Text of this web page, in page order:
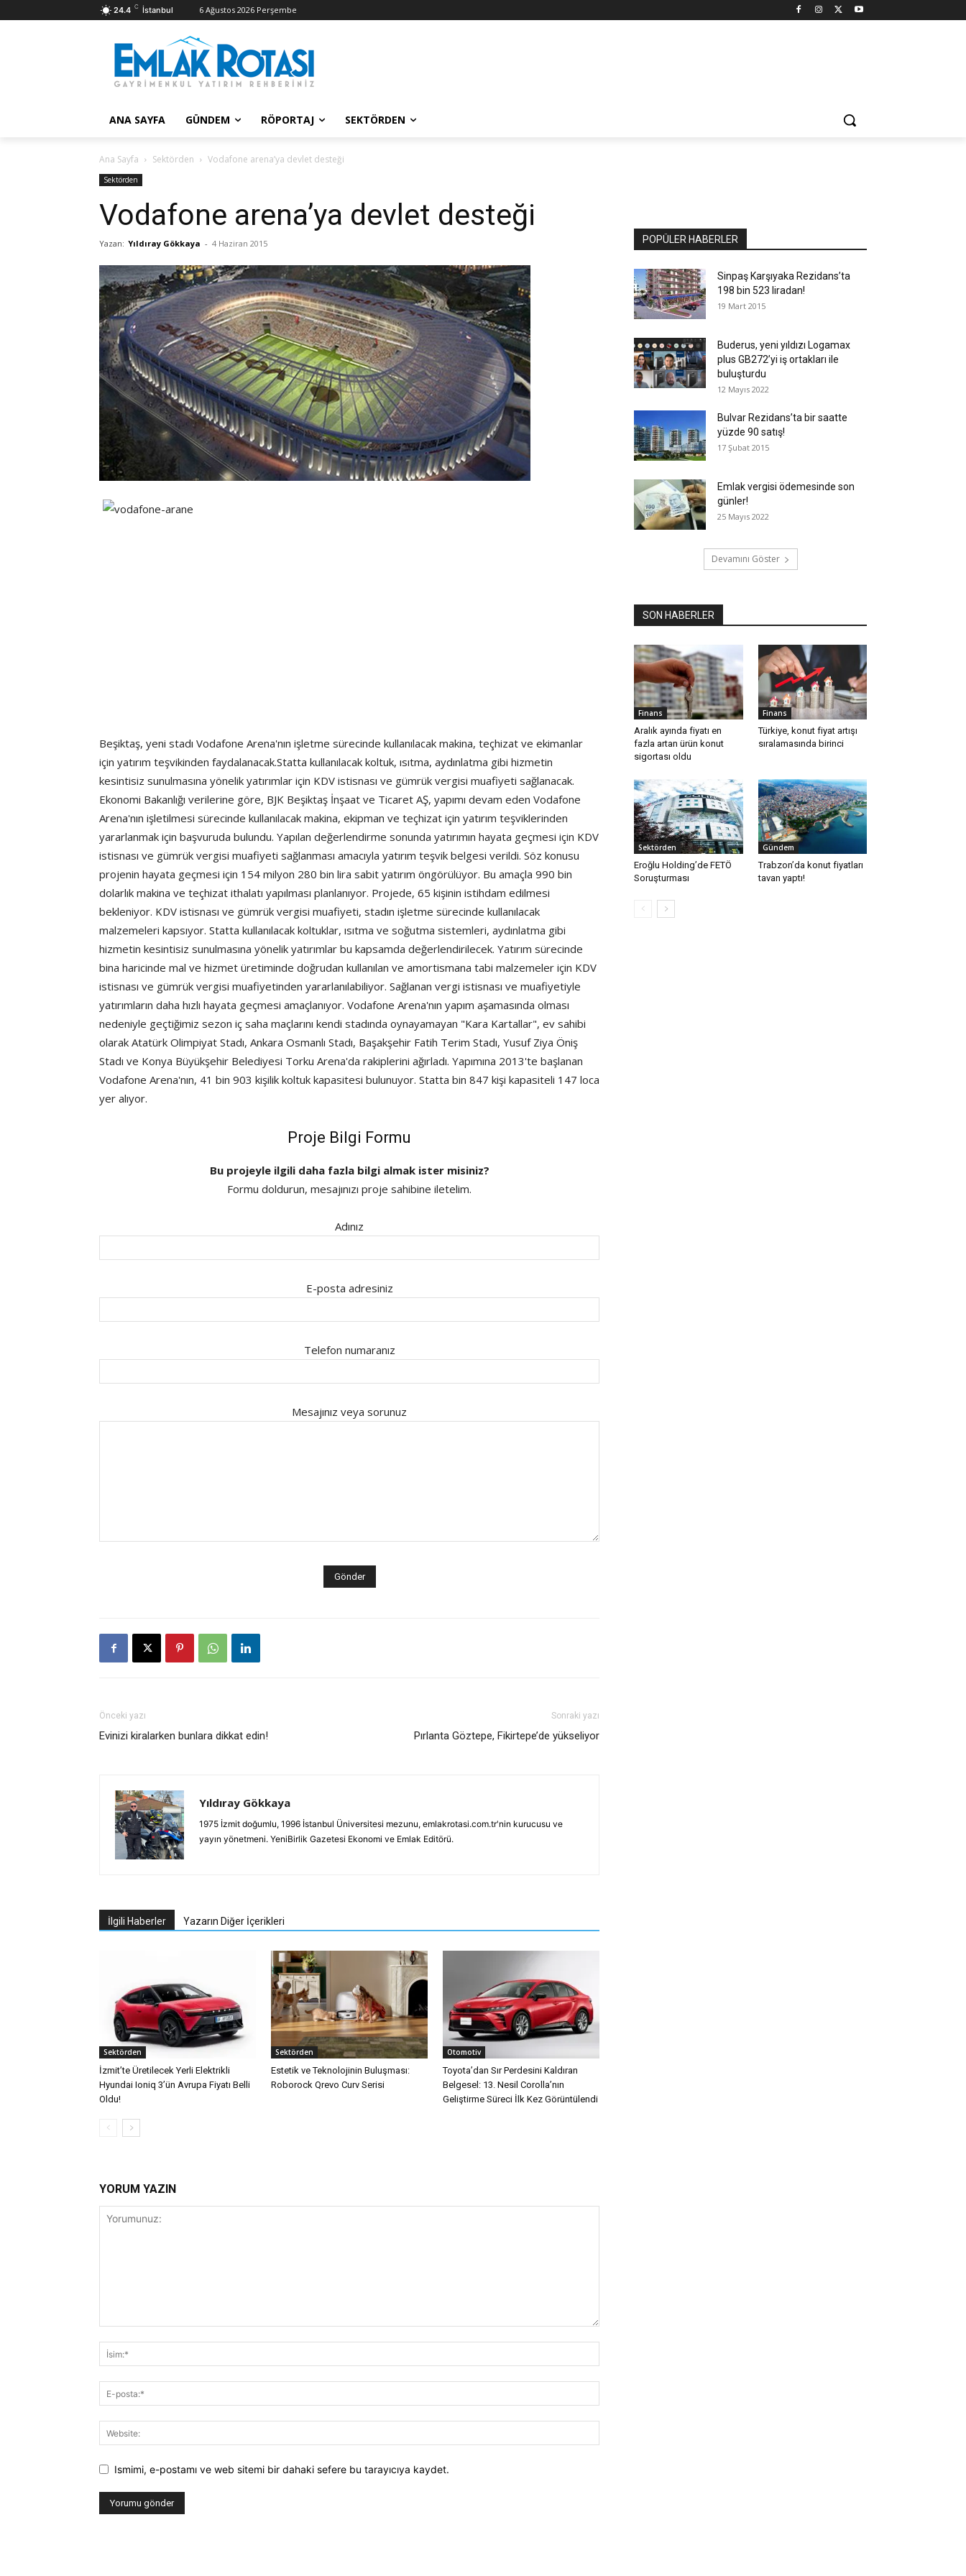
24.4 C İstanbul 6 Ağustos 2026 Perşembe
ANA SAYFA GÜNDEM RÖPORTAJ SEKTÖRDEN
Ana Sayfa Sektörden Vodafone arena’ya devlet desteği
Sektörden
Vodafone arena’ya devlet desteği
Yazan: Yıldıray Gökkaya - 4 Haziran 2015
Beşiktaş, yeni stadı Vodafone Arena'nın işletme sürecinde kullanılacak makina, teçhizat ve ekimanlar
için yatırım teşvikinden faydalanacak.Statta kullanılacak koltuk, ısıtma, aydınlatma gibi hizmetin
kesintisiz sunulmasına yönelik yatırımlar için KDV istisnası ve gümrük vergisi muafiyeti sağlanacak.
Ekonomi Bakanlığı verilerine göre, BJK Beşiktaş İnşaat ve Ticaret AŞ, yapımı devam eden Vodafone
Arena'nın işletilmesi sürecinde kullanılacak makina, ekipman ve teçhizat için yatırım teşviklerinden
yararlanmak için başvuruda bulundu. Yapılan değerlendirme sonunda yatırımın hayata geçmesi için KDV
istisnası ve gümrük vergisi muafiyeti sağlanması amacıyla yatırım teşvik belgesi verildi. Söz konusu
projenin hayata geçmesi için 154 milyon 280 bin lira sabit yatırım öngörülüyor. Bu amaçla 990 bin
dolarlık makina ve teçhizat ithalatı yapılması planlanıyor. Projede, 65 kişinin istihdam edilmesi
bekleniyor. KDV istisnası ve gümrük vergisi muafiyeti, stadın işletme sürecinde kullanılacak
malzemeleri kapsıyor. Statta kullanılacak koltuklar, ısıtma ve soğutma sistemleri, aydınlatma gibi
hizmetin kesintisiz sunulmasına yönelik yatırımlar bu kapsamda değerlendirilecek. Yatırım sürecinde
bina haricinde mal ve hizmet üretiminde doğrudan kullanılan ve amortismana tabi malzemeler için KDV
istisnası ve gümrük vergisi muafiyetinden yararlanılabiliyor. Sağlanan vergi istisnası ve muafiyetiyle
yatırımların daha hızlı hayata geçmesi amaçlanıyor. Vodafone Arena'nın yapım aşamasında olması
nedeniyle geçtiğimiz sezon iç saha maçlarını kendi stadında oynayamayan "Kara Kartallar", ev sahibi
olarak Atatürk Olimpiyat Stadı, Ankara Osmanlı Stadı, Başakşehir Fatih Terim Stadı, Yusuf Ziya Öniş
Stadı ve Konya Büyükşehir Belediyesi Torku Arena'da rakiplerini ağırladı. Yapımına 2013'te başlanan
Vodafone Arena'nın, 41 bin 903 kişilik koltuk kapasitesi bulunuyor. Statta bin 847 kişi kapasiteli 147 loca
yer alıyor.
Proje Bilgi Formu
Bu projeyle ilgili daha fazla bilgi almak ister misiniz?
Formu doldurun, mesajınızı proje sahibine iletelim.
Adınız
E-posta adresiniz
Telefon numaranız
Mesajınız veya sorunuz
Önceki yazı
Evinizi kiralarken bunlara dikkat edin!
Sonraki yazı
Pırlanta Göztepe, Fikirtepe’de yükseliyor
Yıldıray Gökkaya
1975 İzmit doğumlu, 1996 İstanbul Üniversitesi mezunu, emlakrotasi.com.tr'nin kurucusu ve
yayın yönetmeni. YeniBirlik Gazetesi Ekonomi ve Emlak Editörü.
İlgili Haberler Yazarın Diğer İçerikleri
Sektörden
İzmit’te Üretilecek Yerli Elektrikli
Hyundai Ioniq 3’ün Avrupa Fiyatı Belli
Oldu!
Sektörden
Estetik ve Teknolojinin Buluşması:
Roborock Qrevo Curv Serisi
Otomotiv
Toyota’dan Sır Perdesini Kaldıran
Belgesel: 13. Nesil Corolla’nın
Geliştirme Süreci İlk Kez Görüntülendi
YORUM YAZIN
Ismimi, e-postamı ve web sitemi bir dahaki sefere bu tarayıcıya kaydet.
POPÜLER HABERLER
Sinpaş Karşıyaka Rezidans’ta
198 bin 523 liradan!
19 Mart 2015
Buderus, yeni yıldızı Logamax
plus GB272’yi iş ortakları ile
buluşturdu
12 Mayıs 2022
Bulvar Rezidans’ta bir saatte
yüzde 90 satış!
17 Şubat 2015
Emlak vergisi ödemesinde son
günler!
25 Mayıs 2022
Devamını Göster
SON HABERLER
Finans
Aralık ayında fiyatı en
fazla artan ürün konut
sigortası oldu
Finans
Türkiye, konut fiyat artışı
sıralamasında birinci
Sektörden
Eroğlu Holding’de FETÖ
Soruşturması
Gündem
Trabzon’da konut fiyatları
tavan yaptı!